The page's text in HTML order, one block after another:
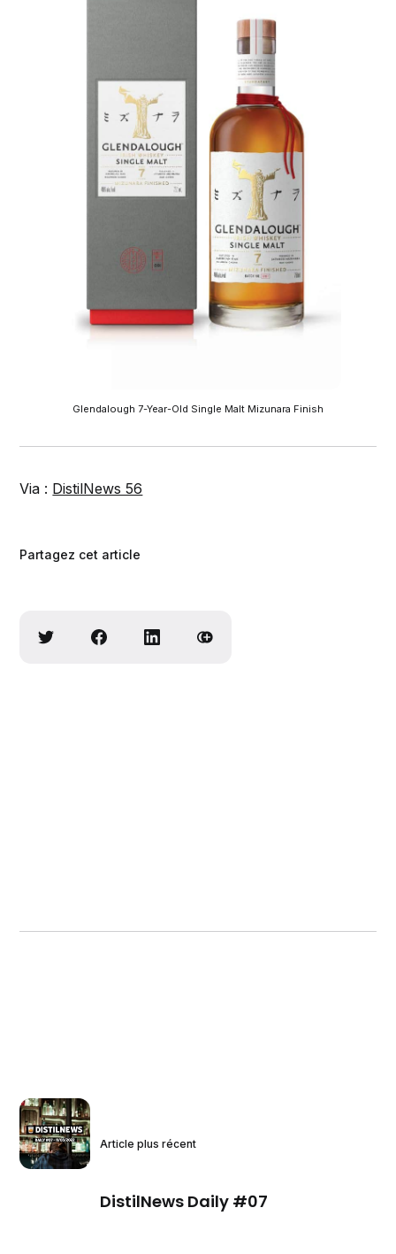
Glendalough 7-Year-Old Single Malt Mizunara Finish
Via : DistilNews 56
Partagez cet article
Article plus récent
DistilNews Daily #07